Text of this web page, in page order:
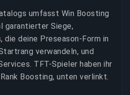
umfasst Win Boosting
garantierter Siege,
deine Preseason-Form in
verwandeln, und
TFT-Spieler haben ihr
Boosting, unten verlinkt.